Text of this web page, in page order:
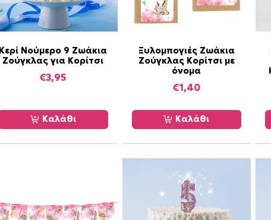
γ
α
ς
Κ
ρ
ί
τ
σ
ι
χ
ρ
Κερί Νούμερο 9 Ζωάκια
Ζούγκλας για Κορίτσι
€3,95
Καλάθι
Ξυλομπογιές Ζωάκια
Ζούγκλας Κορίτσι με
όνομα
€1,40
Καλάθι